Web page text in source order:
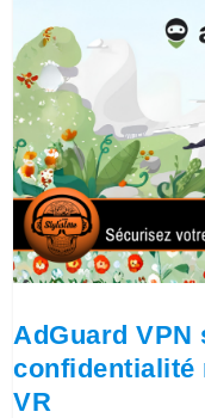
AdGuard VPN
confidentialité
VR